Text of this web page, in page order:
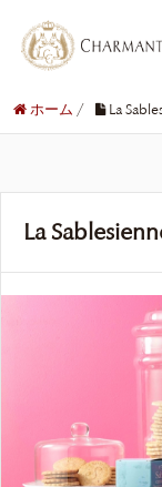
ホーム / La
La